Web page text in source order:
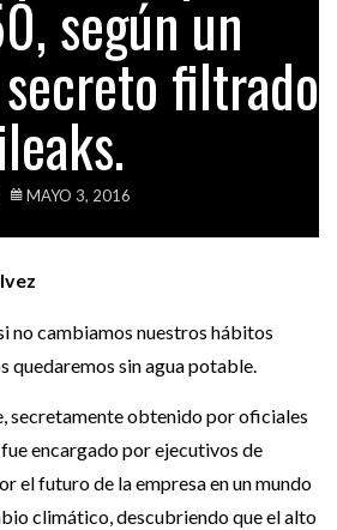
ESPAÑOLES LLEGAN AL PERÚ PARA
FUJIMORI LE ESTÁ MINTIENDO VILMENTE
según un
filtrado
MAYO 3, 2016
no cambiamos nuestros hábitos
quedaremos sin agua potable.
secretamente obtenido por oficiales
encargado por ejecutivos de
el futuro de la empresa en un mundo
climático, descubriendo que el alto